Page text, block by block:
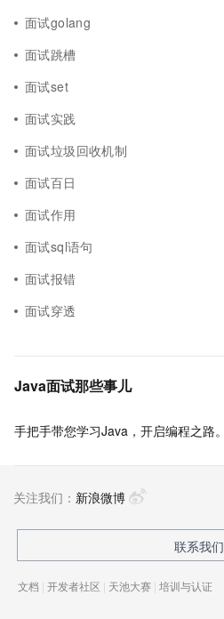
面试golang
面试跳槽
面试set
面试实践
面试垃圾回收机制
面试百日
面试作用
面试sql语句
面试报错
面试穿透
Java面试那些事儿
手把手带您学习Java，开启编程之路。
关注我们： 新浪微博
联系我们
文档 | 开发者社区 | 天池大赛 | 培训与认证